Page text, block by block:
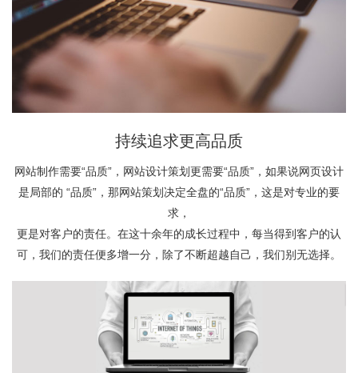
持续追求更高品质
网站制作需要“品质”，网站设计策划更需要“品质”，如果说网页设计
是局部的 “品质”，那网站策划决定全盘的“品质”，这是对专业的要
求，
更是对客户的责任。在这十余年的成长过程中，每当得到客户的认
可，我们的责任便多增一分，除了不断超越自己，我们别无选择。